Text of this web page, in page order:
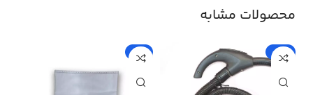
محصولات مشابه
-15%
-5%